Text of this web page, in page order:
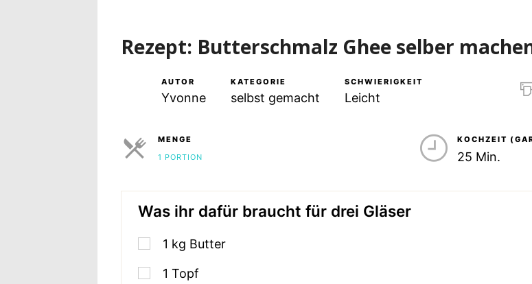
Rezept: Butterschmalz Ghee selber
AUTOR
Yvonne
KATEGORIE
selbst gemacht
SCHWIERIGKEIT
Leicht
MENGE
1 PORTION
KOCHZEIT
25 Min.
Was ihr dafür braucht für drei Gläser
1 kg Butter
1 Topf